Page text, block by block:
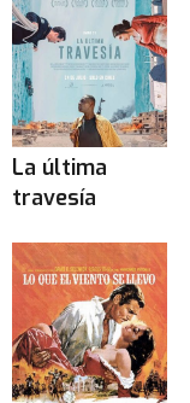
La última
travesía